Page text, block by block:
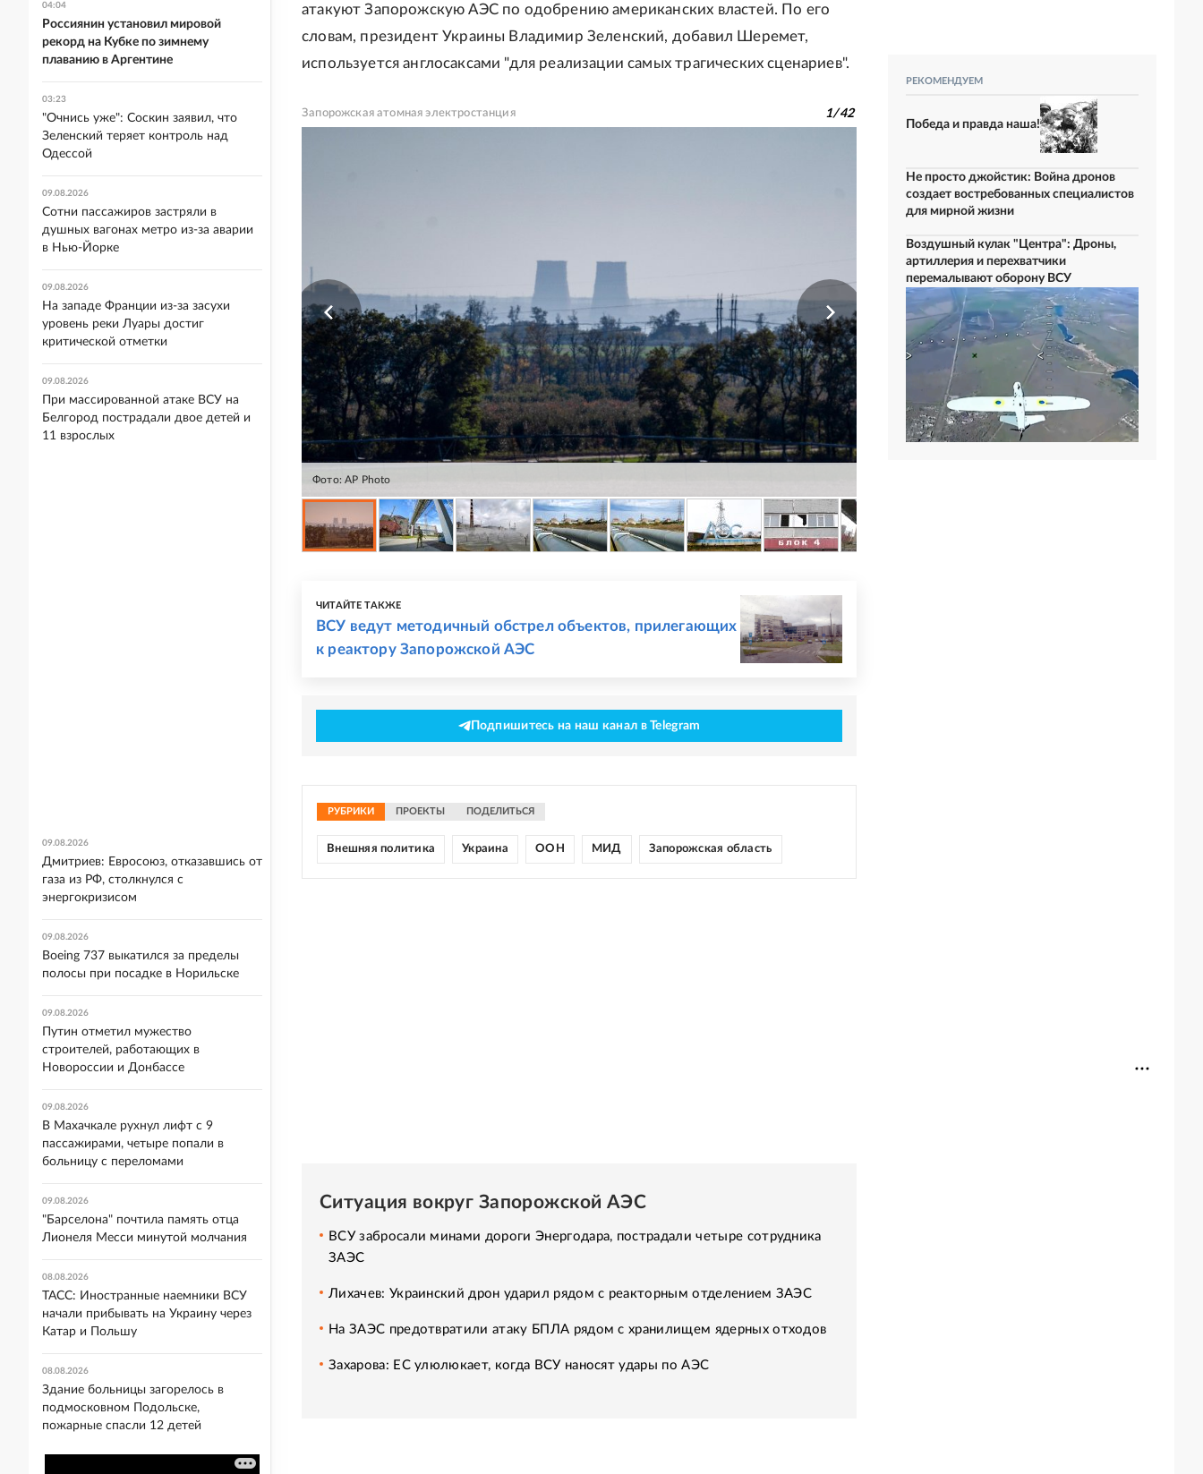
атакуют Запорожскую АЭС по одобрению американских властей. По его
словам, президент Украины Владимир Зеленский, добавил Шеремет,
используется англосаксами "для реализации самых трагических сценариев".
Запорожская атомная электростанция 1/42
Фото: AP Photo
ЧИТАЙТЕ ТАКЖЕ
ВСУ ведут методичный обстрел объектов, прилегающих
к реактору Запорожской АЭС
Подпишитесь на наш канал в Telegram
РУБРИКИ ПРОЕКТЫ ПОДЕЛИТЬСЯ
Внешняя политика Украина ООН МИД Запорожская область
Ситуация вокруг Запорожской АЭС
ВСУ забросали минами дороги Энергодара, пострадали четыре сотрудника
ЗАЭС
Лихачев: Украинский дрон ударил рядом с реакторным отделением ЗАЭС
На ЗАЭС предотвратили атаку БПЛА рядом с хранилищем ядерных отходов
Захарова: ЕС улюлюкает, когда ВСУ наносят удары по АЭС
РЕКОМЕНДУЕМ
Победа и правда наша!
Не просто джойстик: Война дронов
создает востребованных специалистов
для мирной жизни
Воздушный кулак "Центра": Дроны,
артиллерия и перехватчики
перемалывают оборону ВСУ
04:04
Россиянин установил мировой
рекорд на Кубке по зимнему
плаванию в Аргентине
03:23
"Очнись уже": Соскин заявил, что
Зеленский теряет контроль над
Одессой
09.08.2026
Сотни пассажиров застряли в
душных вагонах метро из-за аварии
в Нью-Йорке
09.08.2026
На западе Франции из-за засухи
уровень реки Луары достиг
критической отметки
09.08.2026
При массированной атаке ВСУ на
Белгород пострадали двое детей и
11 взрослых
09.08.2026
Дмитриев: Евросоюз, отказавшись от
газа из РФ, столкнулся с
энергокризисом
09.08.2026
Boeing 737 выкатился за пределы
полосы при посадке в Норильске
09.08.2026
Путин отметил мужество
строителей, работающих в
Новороссии и Донбассе
09.08.2026
В Махачкале рухнул лифт с 9
пассажирами, четыре попали в
больницу с переломами
09.08.2026
"Барселона" почтила память отца
Лионеля Месси минутой молчания
08.08.2026
ТАСС: Иностранные наемники ВСУ
начали прибывать на Украину через
Катар и Польшу
08.08.2026
Здание больницы загорелось в
подмосковном Подольске,
пожарные спасли 12 детей